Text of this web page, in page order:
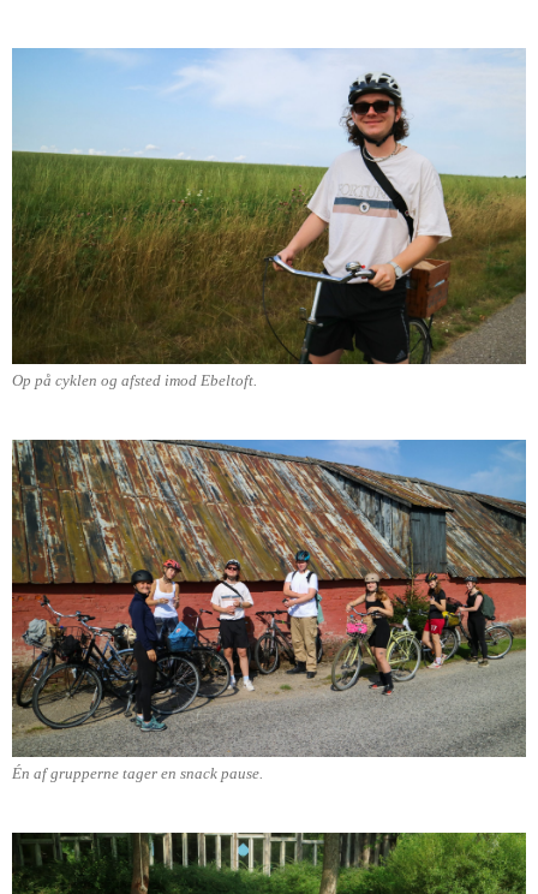
Op på cyklen og afsted imod Ebeltoft.
Én af grupperne tager en snack pause.